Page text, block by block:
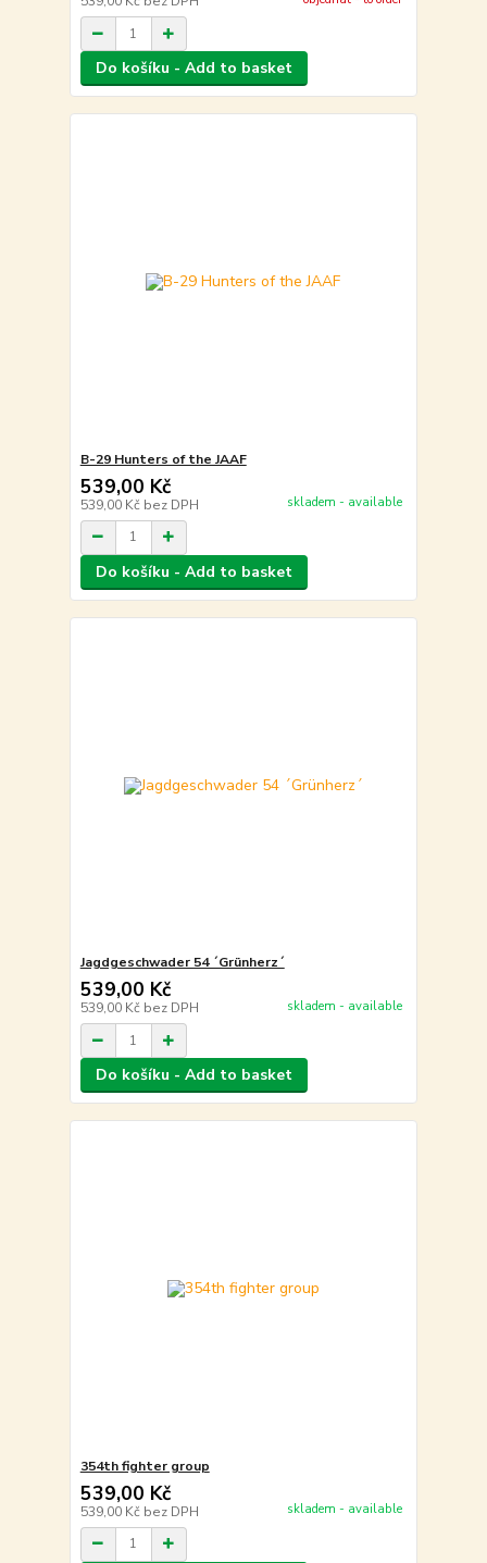
Do košíku - Add to basket
B-29 Hunters of the JAAF
539,00 Kč
539,00 Kč bez DPH skladem - available
Do košíku - Add to basket
Jagdgeschwader 54 ´Grünherz´
539,00 Kč
539,00 Kč bez DPH skladem - available
Do košíku - Add to basket
354th fighter group
539,00 Kč
539,00 Kč bez DPH skladem - available